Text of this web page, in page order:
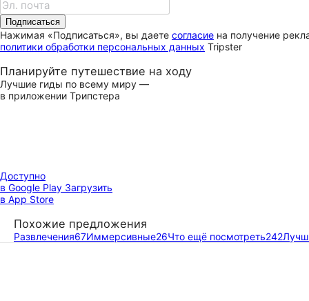
Подписаться
Нажимая «Подписаться», вы даете согласие на получение
политики обработки персональных данных Tripster
Планируйте путешествие на ходу
Лучшие гиды по всему миру —
в приложении Трипстера
Доступно
в Google Play Загрузить
в App Store
Похожие предложения
Развлечения67Иммерсивные26Что ещё посмотреть242